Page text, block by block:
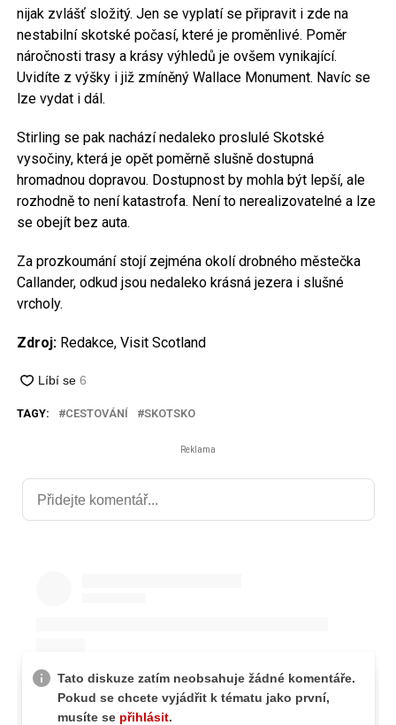
nijak zvlášť složitý. Jen se vyplatí se připravit i zde na
nestabilní skotské počasí, které je proměnlivé. Poměr
náročnosti trasy a krásy výhledů je ovšem vynikající.
Uvidíte z výšky i již zmíněný Wallace Monument. Navíc se
lze vydat i dál.
Stirling se pak nachází nedaleko proslulé Skotské
vysočiny, která je opět poměrně slušně dostupná
hromadnou dopravou. Dostupnost by mohla být lepší, ale
rozhodně to není katastrofa. Není to nerealizovatelné a lze
se obejít bez auta.
Za prozkoumání stojí zejména okolí drobného městečka
Callander, odkud jsou nedaleko krásná jezera i slušné
vrcholy.
Zdroj:Redakce, Visit Scotland
TAGY: CESTOVÁNÍ SKOTSKO
Reklama